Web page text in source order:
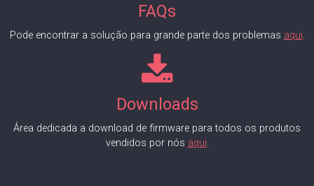
FAQs
Pode encontrar a solução para grande parte dos problemas aqui.
Downloads
Área dedicada a download de firmware para todos os produtos
vendidos por nós aqui.